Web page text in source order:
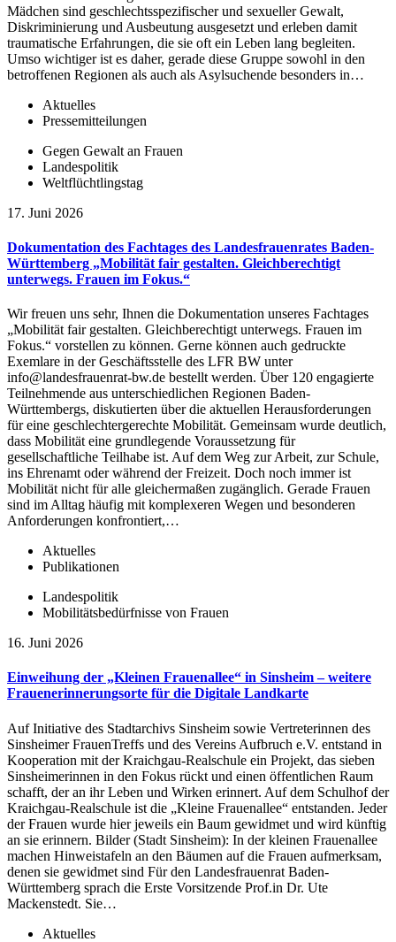
Mädchen sind geschlechtsspezifischer und sexueller Gewalt,
Diskriminierung und Ausbeutung ausgesetzt und erleben damit
traumatische Erfahrungen, die sie oft ein Leben lang begleiten.
Umso wichtiger ist es daher, gerade diese Gruppe sowohl in den
betroffenen Regionen als auch als Asylsuchende besonders in…
Aktuelles
Pressemitteilungen
Gegen Gewalt an Frauen
Landespolitik
Weltflüchtlingstag
17. Juni 2026
Dokumentation des Fachtages des Landesfrauenrates Baden-
Württemberg „Mobilität fair gestalten. Gleichberechtigt
unterwegs. Frauen im Fokus.“
Wir freuen uns sehr, Ihnen die Dokumentation unseres Fachtages
„Mobilität fair gestalten. Gleichberechtigt unterwegs. Frauen im
Fokus.“ vorstellen zu können. Gerne können auch gedruckte
Exemlare in der Geschäftsstelle des LFR BW unter
info@landesfrauenrat-bw.de bestellt werden. Über 120 engagierte
Teilnehmende aus unterschiedlichen Regionen Baden-
Württembergs, diskutierten über die aktuellen Herausforderungen
für eine geschlechtergerechte Mobilität. Gemeinsam wurde deutlich,
dass Mobilität eine grundlegende Voraussetzung für
gesellschaftliche Teilhabe ist. Auf dem Weg zur Arbeit, zur Schule,
ins Ehrenamt oder während der Freizeit. Doch noch immer ist
Mobilität nicht für alle gleichermaßen zugänglich. Gerade Frauen
sind im Alltag häufig mit komplexeren Wegen und besonderen
Anforderungen konfrontiert,…
Aktuelles
Publikationen
Landespolitik
Mobilitätsbedürfnisse von Frauen
16. Juni 2026
Einweihung der „Kleinen Frauenallee“ in Sinsheim – weitere
Frauenerinnerungsorte für die Digitale Landkarte
Auf Initiative des Stadtarchivs Sinsheim sowie Vertreterinnen des
Sinsheimer FrauenTreffs und des Vereins Aufbruch e.V. entstand in
Kooperation mit der Kraichgau-Realschule ein Projekt, das sieben
Sinsheimerinnen in den Fokus rückt und einen öffentlichen Raum
schafft, der an ihr Leben und Wirken erinnert. Auf dem Schulhof der
Kraichgau-Realschule ist die „Kleine Frauenallee“ entstanden. Jeder
der Frauen wurde hier jeweils ein Baum gewidmet und wird künftig
an sie erinnern. Bilder (Stadt Sinsheim): In der kleinen Frauenallee
machen Hinweistafeln an den Bäumen auf die Frauen aufmerksam,
denen sie gewidmet sind Für den Landesfrauenrat Baden-
Württemberg sprach die Erste Vorsitzende Prof.in Dr. Ute
Mackenstedt. Sie…
Aktuelles